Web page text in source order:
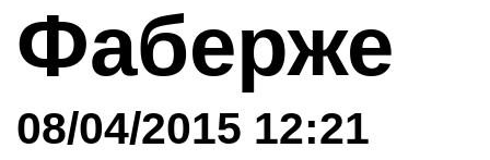
Фаберже
08/04/2015 12:21